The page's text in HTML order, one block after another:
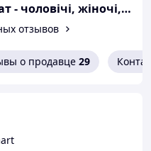
повинна бути
її красу та
Скарбниця Карпат - чоловічі, жіночі, дитячі вишиванки, гердани, ручної роботи
отзывов
о продавце 29